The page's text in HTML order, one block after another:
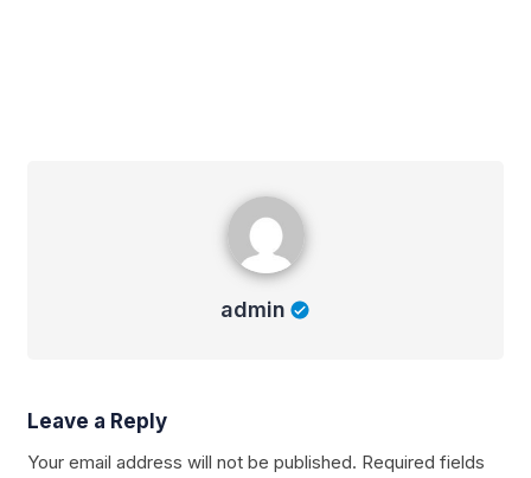
admin
Leave a Reply
Your email address will not be published. Required fields